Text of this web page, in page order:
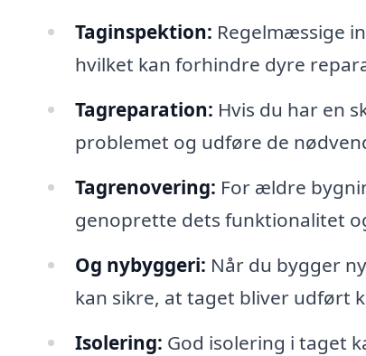
Taginspektion: Regelmæssige
hvilket kan forhindre dyre
Tagreparation: Hvis du har en
problemet og udføre de
Tagrenovering: For ældre
genoprette dets funktionalitet
Og nybyggeri: Når du bygger
kan sikre, at taget bliver udført
Isolering: God isolering i taget